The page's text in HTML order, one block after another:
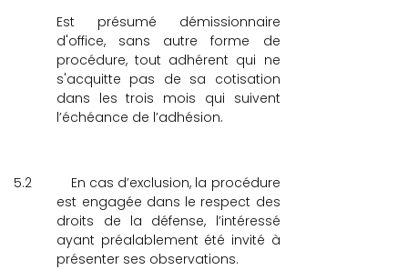
Est présumé démissionnaire
d'office, sans autre forme de
procédure, tout adhérent qui ne
s'acquitte pas de sa cotisation
dans les trois mois qui suivent
l’échéance de l’adhésion.
5.2
En cas d’exclusion, la procédure
est engagée dans le respect des
droits de la défense, l’intéressé
ayant préalablement été invité à
présenter ses observations.